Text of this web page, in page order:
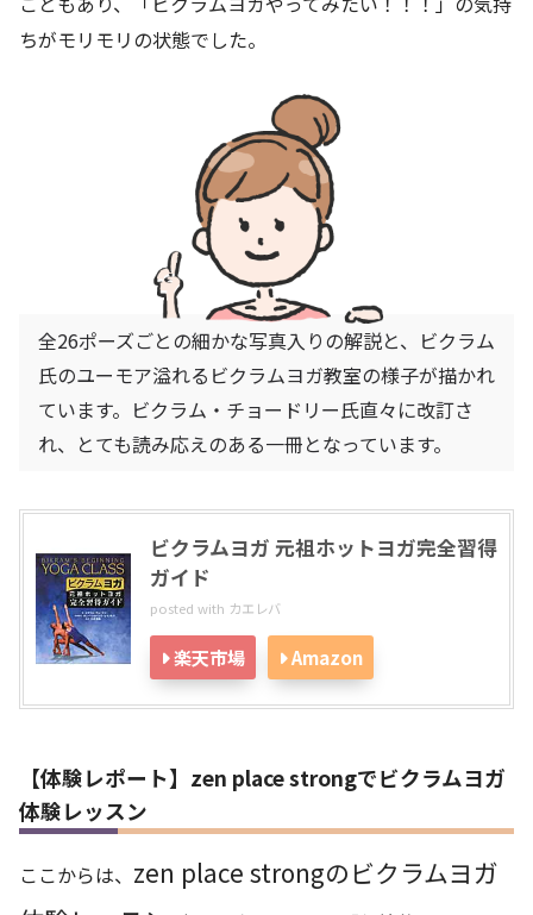
ちがモリモリの状態でした。
全26ポーズごとの細かな写真入りの解説と、ビクラム
氏のユーモア溢れるビクラムヨガ教室の様子が描かれ
ています。ビクラム・チョードリー氏直々に改訂さ
れ、とても読み応えのある一冊となっています。
ビクラムヨガ 元祖ホットヨガ完全習得
ガイド
posted with カエレバ
楽天市場 Amazon
【体験レポート】zen place strongでビクラムヨガ
体験レッスン
ここからは、 zen place strongのビクラムヨガ